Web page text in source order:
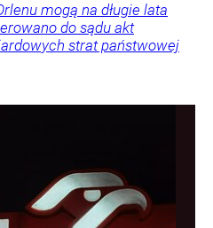
mogą na długie lata
do sądu akt
strat państwowej